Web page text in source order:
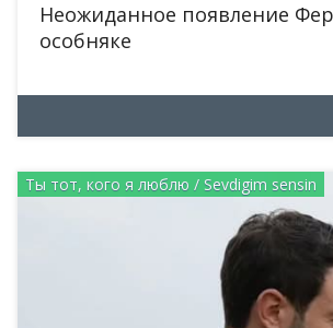
Неожиданное появление
особняке
Ты тот, кого я люблю / Sevdigim sensin